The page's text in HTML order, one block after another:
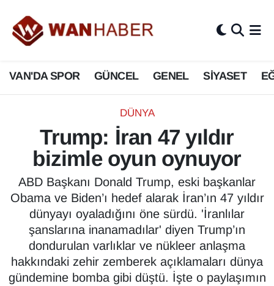
VAN'DA SPOR GÜNCEL GENEL SİYASET
DÜNYA
Trump: İran 47 yıldır
bizimle oyun oynuyor
ABD Başkanı Donald Trump, eski başkanlar
Obama ve Biden’ı hedef alarak İran’ın 47 yıldır
dünyayı oyaladığını öne sürdü. 'İranlılar
şanslarına inanamadılar' diyen Trump’ın
dondurulan varlıklar ve nükleer anlaşma
hakkındaki zehir zemberek açıklamaları dünya
gündemine bomba gibi düştü. İşte o paylaşımın
3.SAYFA
ASAYİŞ
BİLİM VE TEKNOLOJİ
Biyografi
ÇEVRE
Deprem
Dernekler, Odalar
Van Nöbetçi Eczaneler
Van Hava Durumu
Van Namaz Vakitleri
Van Trafik Yoğunluk Haritası
Süper Lig Puan Durumu ve Fikstür
Tüm Manşetler
Son Dakika Haberleri
Haber Arşivi